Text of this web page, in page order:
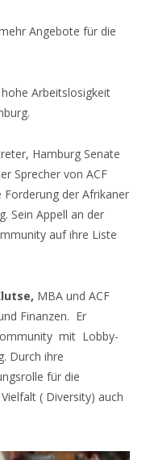
Angebote für die
Arbeitslosigkeit
Hamburg Senate
Sprecher von ACF
der Afrikaner
Sein Appell an der
auf ihre Liste
MBA und ACF
Finanzen. Er
mit Lobby-
Durch ihre
für die
( Diversity) auch